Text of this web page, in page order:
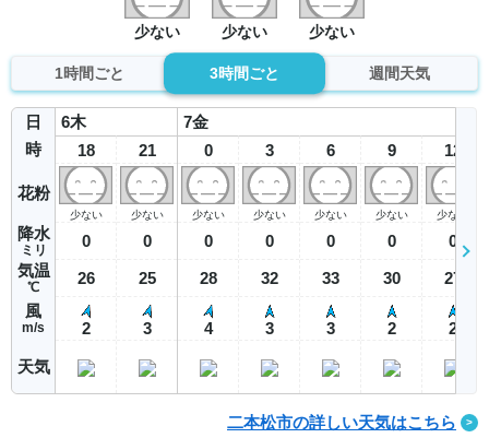
少ない 少ない 少ない
1時間ごと 3時間ごと 週間天気
日
時
花粉
降水
ミリ
気温
℃
風
m/s
天気
6木
18
少ない
0
26
2
21
少ない
0
25
3
7金
0
少ない
0
28
4
3
少ない
0
32
3
6
少ない
0
33
3
9
少ない
0
30
2
12
少ない
0
27
2
二本松市の詳しい天気はこちら